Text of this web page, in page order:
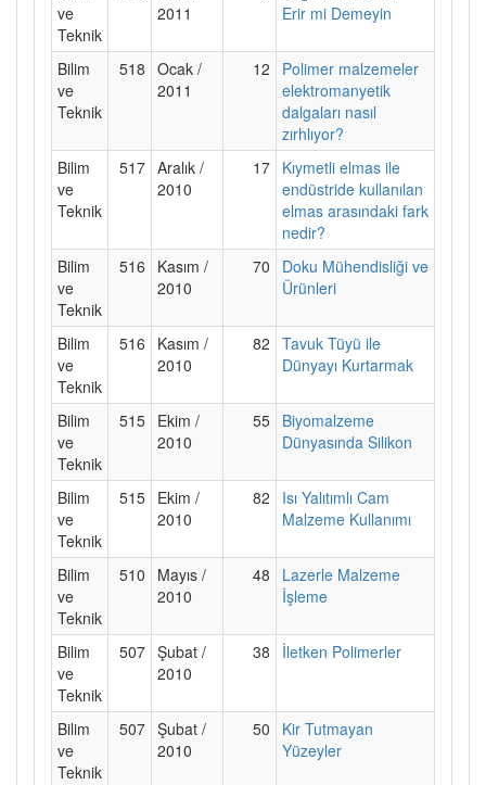
ve
Teknik
2011
Erir mi Demeyin
Bilim
ve
Teknik
518 Ocak /
2011
12
Polimer malzemeler
elektromanyetik
dalgaları nasıl
zırhlıyor?
Bilim
ve
Teknik
517 Aralık /
2010
17 Kıymetli elmas ile
endüstride kullanılan
elmas arasındaki fark
nedir?
Bilim
ve
Teknik
516
Kasım /
2010
70
Doku Mühendisliği ve
Ürünleri
Bilim
ve
Teknik
516
Kasım /
2010
82 Tavuk Tüyü ile
Dünyayı Kurtarmak
Bilim
ve
Teknik
515 Ekim /
2010
55 Biyomalzeme
Dünyasında Silikon
Bilim
ve
Teknik
515 Ekim /
2010
82
Isı Yalıtımlı Cam
Malzeme Kullanımı
Bilim
ve
Teknik
510
Mayıs /
2010
48
Lazerle Malzeme
İşleme
Bilim
ve
Teknik
507 Şubat /
2010
38 İletken Polimerler
Bilim
ve
Teknik
507 Şubat /
2010
50
Kir Tutmayan
Yüzeyler